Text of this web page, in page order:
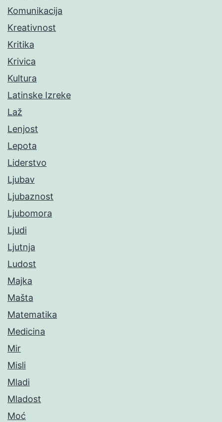
Komunikacija
Kreativnost
Kritika
Krivica
Kultura
Latinske Izreke
Laž
Lenjost
Lepota
Liderstvo
Ljubav
Ljubaznost
Ljubomora
Ljudi
Ljutnja
Ludost
Majka
Mašta
Matematika
Medicina
Mir
Misli
Mladi
Mladost
Moć